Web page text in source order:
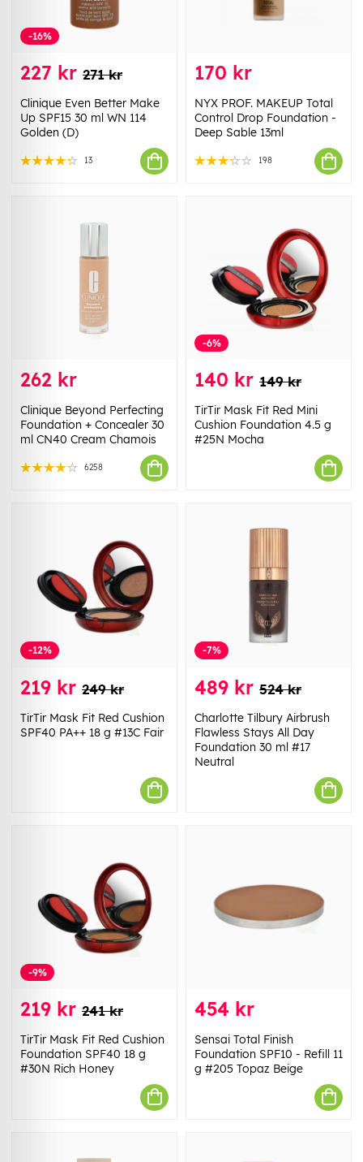
-16%
227 kr 271 kr
Clinique Even Better Make
Up SPF15 30 ml WN 114
Golden (D)
13
170 kr
NYX PROF. MAKEUP Total
Control Drop Foundation -
Deep Sable 13ml
198
262 kr
Clinique Beyond Perfecting
Foundation + Concealer 30
ml CN40 Cream Chamois
6258
-6%
140 kr 149 kr
TirTir Mask Fit Red Mini
Cushion Foundation 4.5 g
#25N Mocha
-12%
219 kr 249 kr
TirTir Mask Fit Red Cushion
SPF40 PA++ 18 g #13C Fair
-7%
489 kr 524 kr
Charlotte Tilbury Airbrush
Flawless Stays All Day
Foundation 30 ml #17
Neutral
-9%
219 kr 241 kr
TirTir Mask Fit Red Cushion
Foundation SPF40 18 g
#30N Rich Honey
454 kr
Sensai Total Finish
Foundation SPF10 - Refill 11
g #205 Topaz Beige